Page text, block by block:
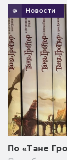
Новости
По «Тане